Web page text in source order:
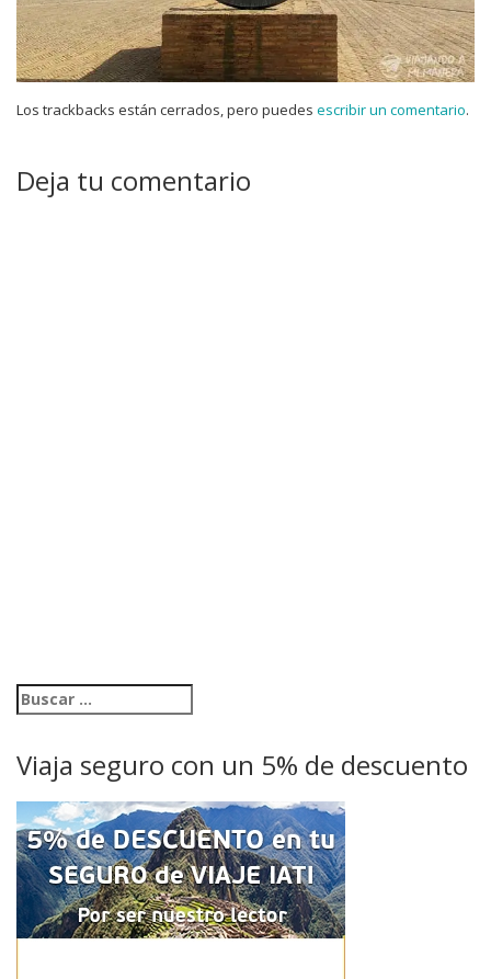
Los trackbacks están cerrados, pero puedes escribir un comentario.
Deja tu comentario
Viaja seguro con un 5% de descuento